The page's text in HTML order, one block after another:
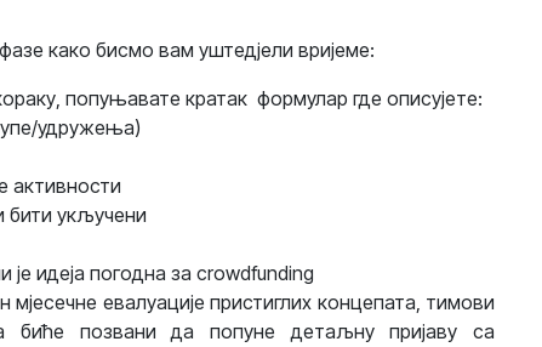
како бисмо вам уштед‌јели вријеме:
попуњавате кратак формулар где описујете:
удружења)
активности
бити укључени
идеја погодна за crowdfunding
евалуације пристиглих концепата, тимови
биће позвани да попуне детаљну пријаву са